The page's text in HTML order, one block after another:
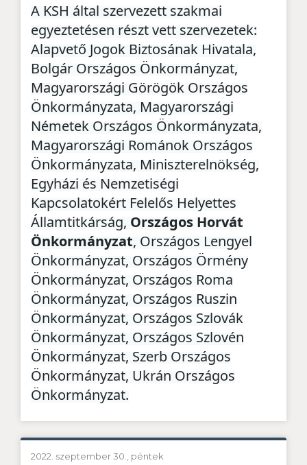
A KSH által szervezett szakmai
egyeztetésen részt vett szervezetek:
Alapvető Jogok Biztosának Hivatala,
Bolgár Országos Önkormányzat,
Magyarországi Görögök Országos
Önkormányzata, Magyarországi
Németek Országos Önkormányzata,
Magyarországi Románok Országos
Önkormányzata, Miniszterelnökség,
Egyházi és Nemzetiségi
Kapcsolatokért Felelős Helyettes
Államtitkárság, Országos Horvát
Önkormányzat, Országos Lengyel
Önkormányzat, Országos Örmény
Önkormányzat, Országos Roma
Önkormányzat, Országos Ruszin
Önkormányzat, Országos Szlovák
Önkormányzat, Országos Szlovén
Önkormányzat, Szerb Országos
Önkormányzat, Ukrán Országos
Önkormányzat.
2022. szeptember 30., péntek